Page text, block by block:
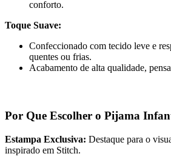
conforto.
Toque Suave:
Confeccionado com tecido leve e
quentes ou frias.
Acabamento de alta qualidade,
Por Que Escolher o Pijama
Estampa Exclusiva: Destaque para o
inspirado em Stitch.